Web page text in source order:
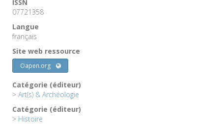
ISSN
07721358
Langue
français
Site web ressource
Oapen.org
Catégorie (éditeur)
> Art(s) & Archéologie
Catégorie (éditeur)
> Histoire